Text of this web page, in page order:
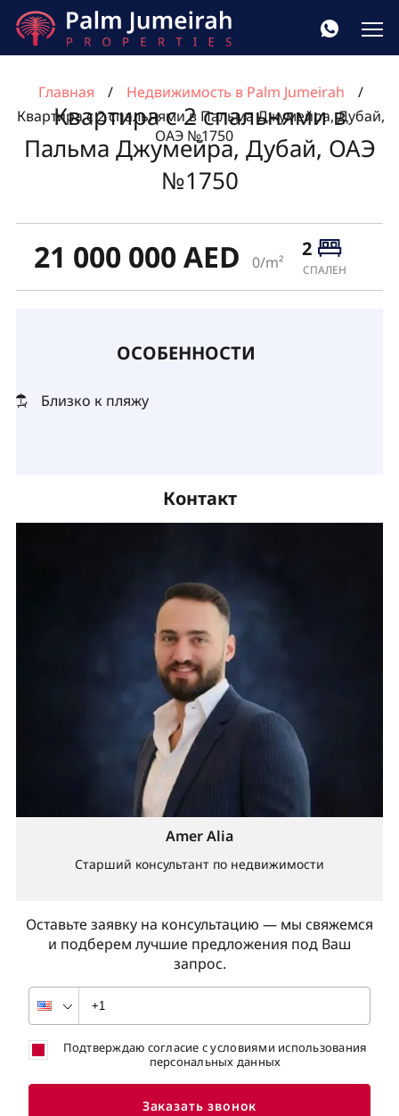
Главная
Недвижимость в Palm Jumeirah
Квартира с 2 спальнями в Пальма Джумейра, Дубай,
ОАЭ №1750
Квартира с 2 спальнями в
Пальма Джумейра, Дубай, ОАЭ
№1750
21 000 000 AED 0/m²
2
СПАЛЕН
ОСОБЕННОСТИ
Близко к пляжу
Контакт
Оставьте заявку на консультацию — мы свяжемся
и подберем лучшие предложения под Ваш
запрос.
Amer Alia
Старший консультант по недвижимости
Подтверждаю согласие с условиями использования
персональных данных
Заказать звонок